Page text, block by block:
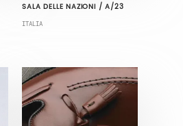
SALA DELLE NAZIONI / A/23
ITALIA